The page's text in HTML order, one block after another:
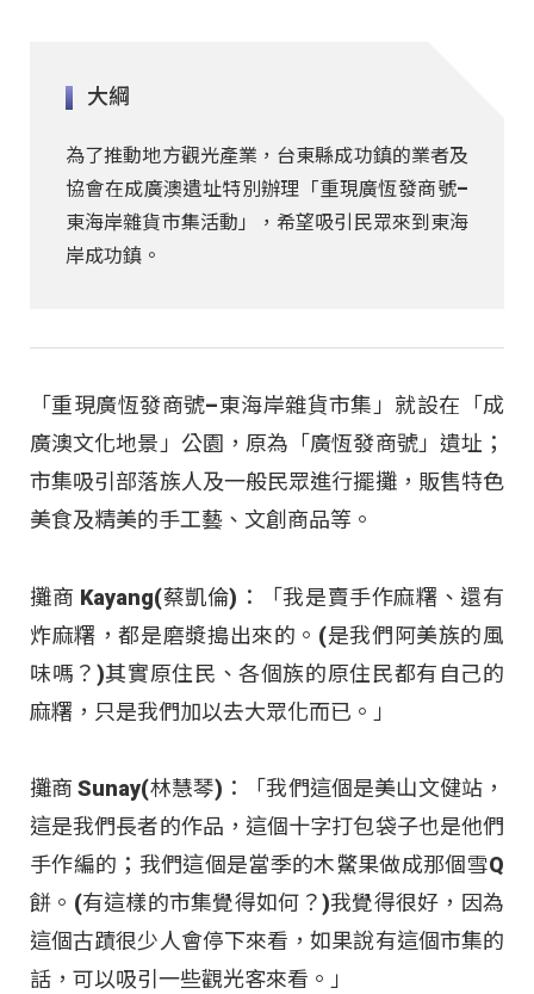
大綱
為了推動地方觀光產業，台東縣成功鎮的業者及
協會在成廣澳遺址特別辦理「重現廣恆發商號–
東海岸雜貨市集活動」，希望吸引民眾來到東海
岸成功鎮。
「重現廣恆發商號–東海岸雜貨市集」就設在「成
廣澳文化地景」公園，原為「廣恆發商號」遺址；
市集吸引部落族人及一般民眾進行擺攤，販售特色
美食及精美的手工藝、文創商品等。
攤商 Kayang(蔡凱倫)：「我是賣手作麻糬、還有
炸麻糬，都是磨漿搗出來的。(是我們阿美族的風
味嗎？)其實原住民、各個族的原住民都有自己的
麻糬，只是我們加以去大眾化而已。」
攤商 Sunay(林慧琴)：「我們這個是美山文健站，
這是我們長者的作品，這個十字打包袋子也是他們
手作編的；我們這個是當季的木鱉果做成那個雪Q
餅。(有這樣的市集覺得如何？)我覺得很好，因為
這個古蹟很少人會停下來看，如果說有這個市集的
話，可以吸引一些觀光客來看。」